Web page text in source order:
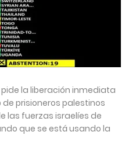
la liberación inmediata
prisioneros palestinos
las fuerzas israelíes de
que se está usando la